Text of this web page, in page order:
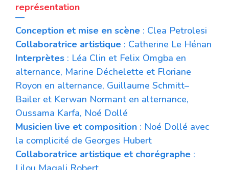
représentation
—
Conception et mise en scène : Clea Petrolesi
Collaboratrice artistique : Catherine Le Hénan
Interprètes : Léa Clin et Felix Omgba en
alternance, Marine Déchelette et Floriane
Royon en alternance, Guillaume Schmitt–
Bailer et Kerwan Normant en alternance,
Oussama Karfa, Noé Dollé
Musicien live et composition : Noé Dollé avec
la complicité de Georges Hubert
Collaboratrice artistique et chorégraphe :